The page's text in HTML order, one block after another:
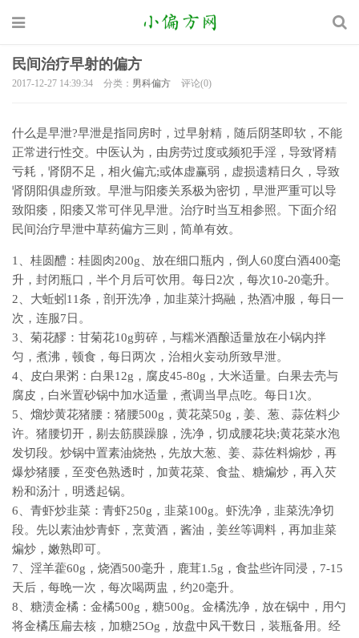
民间治疗早射的偏方
2017-12-27 14:39:34 分类： 男科偏方 评论(0)
什么是早泄?早泄是指同房时，过早射精，随后阴茎即软，不能
正常进行性交。中医认为，由房劳过度或频犯手淫，导致肾精
亏耗，肾阴不足，相火偏亢;或体虚赢弱，虚损遗精日久，导致
肾阴阳俱虚所致。早泄与阳痿关系极为密切，早泄严重可以导
致阳痿，阳痿又常可伴见早泄。治疗时当互相参照。下面介绍
民间治疗早泄中草药偏方三则，简单有效。
1、桂圆醴：桂圆肉200g、放在细口瓶内，倒人60度白酒400毫
升，封闭瓶口，半个月后可饮用。每日2次，每次10-20毫升。
2、大蚯蚓11条，剖开洗净，加韭菜汁捣融，热酒冲服，每日一
次，连服7日。
3、菊花醪：甘菊花10g剪碎，与糯米酒酿适量放在小锅内拌
匀，煮沸，顿食，每日两次，治相火妄动所致早泄。
4、皮白果粥：白果12g，腐皮45-80g，大米适量。白果去壳与
腐皮，白米置砂锅中加水适量，煮调当早点吃。每日1次。
5、熘炒黄花猪腰：猪腰500g，黄花菜50g，姜、葱、蒜佐料少
许。猪腰切开，剔去筋膜躁腺，洗净，切成腰花块;黄花菜水泡
发切段。炒锅中置素油烧热，先放大葱、姜、蒜佐料煽炒，再
爆炒猪腰，至变色熟透时，加黄花菜、食盐、糖煸炒，再入芡
粉和汤汁，明透起锅。
6、青虾炒韭菜：青虾250g，韭菜100g。虾洗净，韭菜洗净切
段。先以素油炒青虾，烹黄酒，酱油，姜丝等调料，再加韭菜
煸炒，嫩熟即可。
7、淫羊藿60g，烧酒500毫升，鹿茸1.5g，食盐些许同浸，7-15
天后，每晚一次，每次喝两盅，约20毫升。
8、糖渍金橘：金橘500g，糖500g。金橘洗净，放在锅中，用勺
将金橘压扁去核，加糖25Og，放盘中风干数日，装瓶备用。经